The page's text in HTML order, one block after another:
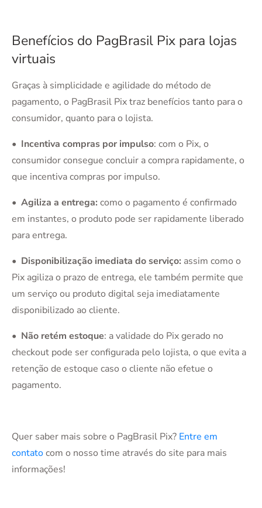
Benefícios do PagBrasil Pix para lojas
virtuais
Graças à simplicidade e agilidade do método de
pagamento, o PagBrasil Pix traz benefícios tanto para o
consumidor, quanto para o lojista.
• Incentiva compras por impulso: com o Pix, o
consumidor consegue concluir a compra rapidamente, o
que incentiva compras por impulso.
• Agiliza a entrega: como o pagamento é confirmado
em instantes, o produto pode ser rapidamente liberado
para entrega.
• Disponibilização imediata do serviço: assim como o
Pix agiliza o prazo de entrega, ele também permite que
um serviço ou produto digital seja imediatamente
disponibilizado ao cliente.
• Não retém estoque: a validade do Pix gerado no
checkout pode ser configurada pelo lojista, o que evita a
retenção de estoque caso o cliente não efetue o
pagamento.
Quer saber mais sobre o PagBrasil Pix? Entre em
contatocom o nosso time através do site para mais
informações!